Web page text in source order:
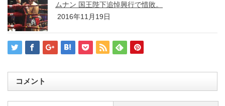
ムナン 国王陛下追悼興行で惜敗。
2016年11月19日
コメント